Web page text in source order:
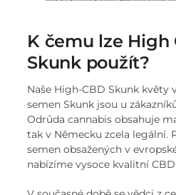
K čemu lze High
Skunk použít?
Naše High-CBD Skunk květy
semen Skunk jsou u
Odrůda cannabis obsahuje
tak v Německu zcela legální.
semen obsažených v
nabízíme vysoce kvalitní